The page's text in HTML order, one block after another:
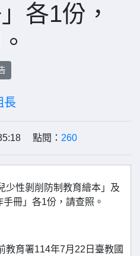
各1份，
長
點閱： 260
少性剝削防制教育繪本」及
手冊」各1份，請查照。
教育署114年7月22日臺教國